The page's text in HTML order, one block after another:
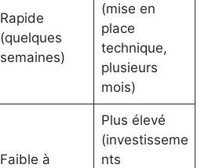
Rapide
(quelques
semaines)
(mise en
place
technique,
plusieurs
mois)
Faible à
Plus élevé
(investisseme
nts